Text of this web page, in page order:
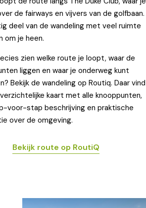
de fairways en vijvers van de golfbaan.
deel van de wandeling met veel ruimte
om je heen.
zien welke route je loopt, waar de
liggen en waar je onderweg kunt
Bekijk de wandeling op Routiq. Daar vind
kaart met alle knooppunten,
voor-stap beschrijving en praktische
over de omgeving.
Bekijk route op RoutiQ